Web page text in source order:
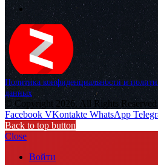
Политика конфиденциальности и
данных
© Copyright 2026, All Rights
Facebook VKontakte WhatsApp
Back to top button
Close
Войти